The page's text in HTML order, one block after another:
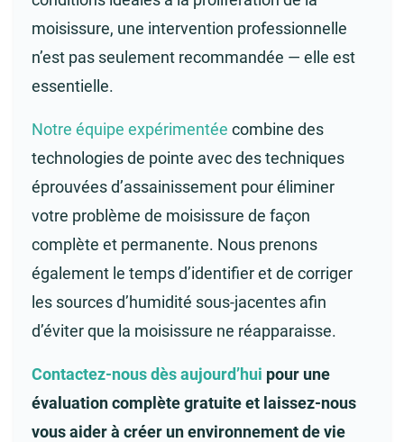
moisissure, une intervention professionnelle
n’est pas seulement recommandée — elle est
essentielle.
Notre équipe expérimentée combine des
technologies de pointe avec des techniques
éprouvées d’assainissement pour éliminer
votre problème de moisissure de façon
complète et permanente. Nous prenons
également le temps d’identifier et de corriger
les sources d’humidité sous-jacentes afin
d’éviter que la moisissure ne réapparaisse.
Contactez-nous dès aujourd’hui pour une
évaluation complète gratuite et laissez-nous
vous aider à créer un environnement de vie